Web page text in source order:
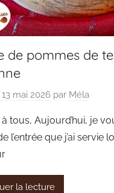
de pommes de
13 mai 2026 par Méla
tous, Aujourd’hui, je
l’entrée que j’ai servie
la lecture